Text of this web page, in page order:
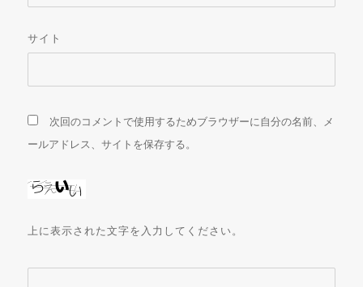
サイト
次回のコメントで使用するためブラウザーに自分の名前、メ
ールアドレス、サイトを保存する。
上に表示された文字を入力してください。